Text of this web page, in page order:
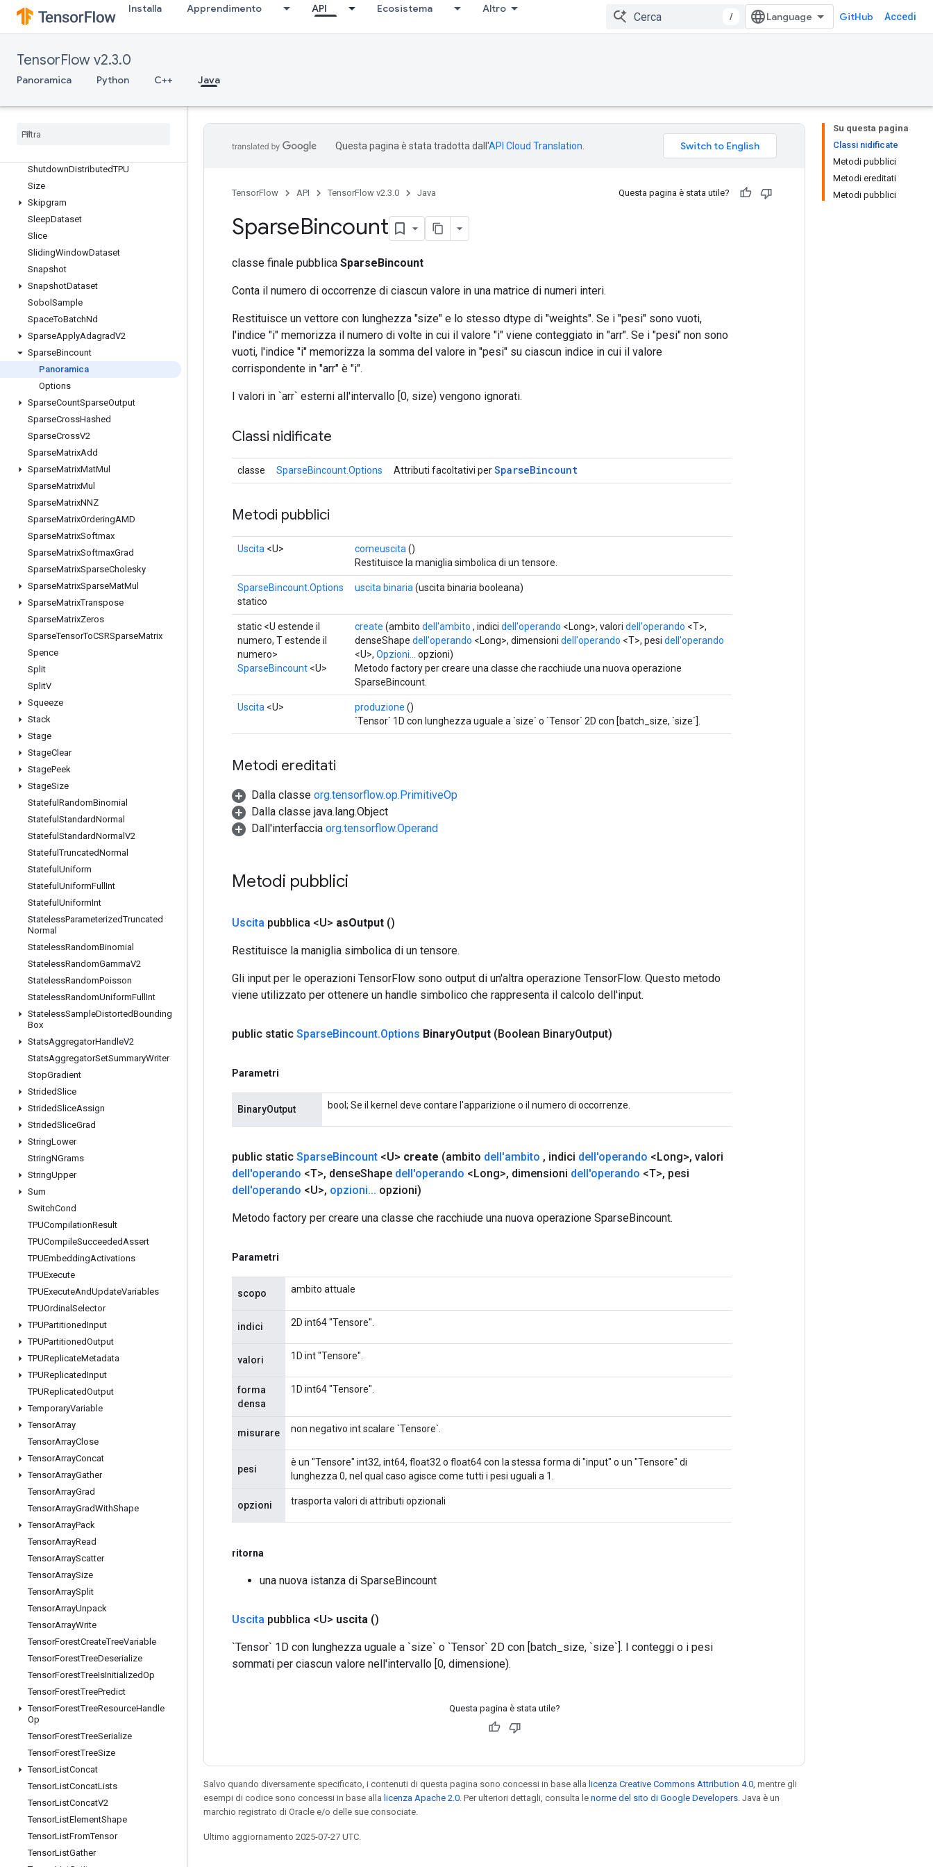
Installa Apprendimento API Ecosistema Altro
/ GitHub Accedi
TensorFlow v2.3.0
Panoramica Python C++ Java
SendTPUEmbeddingGradients
SetDiff1d
ShapeN
Shuffle
ShutdownDistributedTPU
Size
Skipgram
SleepDataset
Slice
SlidingWindowDataset
Snapshot
SnapshotDataset
Sobol Sample
SpaceToBatchNd
SparseApplyAdagradV2
SparseBincount
Panoramica
Options
SparseCountSparseOutput
SparseCrossHashed
SparseCrossV2
SparseMatrixAdd
SparseMatrixMatMul
SparseMatrixMul
SparseMatrixNNZ
SparseMatrixOrderingAMD
SparseMatrixSoftmax
SparseMatrixSoftmaxGrad
SparseMatrixSparseCholesky
SparseMatrixSparseMatMul
SparseMatrixTranspose
SparseMatrixZeros
SparseTensorToCSRSparseMatrix
Spence
Split
SplitV
Squeeze
Stack
Stage
StageClear
StagePeek
StageSize
Stateful RandomBinomial
Stateful StandardNormal
Stateful StandardNormal V2
StatefulTruncatedNormal
Stateful Uniform
Stateful UniformFull Int
Stateful UniformInt
StatelessParameterizedTruncated
Normal
StatelessRandomBinomial
StatelessRandomGammaV2
StatelessRandomPoisson
StatelessRandomUniformFull Int
StatelessSampleDistortedBounding
Box
StatsAggregatorHandleV2
StatsAggregatorSetSummaryWriter
StopGradient
StridedSlice
StridedSliceAssign
StridedSliceGrad
StringLower
StringNGrams
StringUpper
Sum
SwitchCond
TPUCompilationResult
TPUCompileSucceededAssert
TPUEmbeddingActivations
TPUExecute
TPUExecuteAndUpdateVariables
TPUOrdinal Selector
TPUPartitionedInput
TPUPartitionedOutput
TPUReplicateMetadata
TPUReplicatedInput
TPUReplicatedOutput
TemporaryVariable
TensorArray
TensorArrayClose
TensorArrayConcat
TensorArrayGather
TensorArrayGrad
TensorArrayGradWithShape
TensorArrayPack
TensorArrayRead
TensorArrayScatter
TensorArraySize
TensorArraySplit
TensorArrayUnpack
TensorArrayWrite
TensorForestCreateTreeVariable
TensorForestTreeDeserialize
TensorForestTreeIsInitializedOp
TensorForestTreePredict
TensorForestTreeResourceHandle
Op
TensorForestTreeSerialize
TensorForestTreeSize
TensorListConcat
TensorListConcatLists
TensorListConcatV2
TensorListElementShape
TensorListFromTensor
TensorListGather
Su questa pagina
Classi nidificate
Metodi pubblici
Metodi ereditati
Metodi pubblici
Questa pagina è stata tradotta dall'API Cloud Translation
TensorFlow API TensorFlow v2.3.0 Java Questa pagina è stata utile?
SparseBincount
classe finale pubblica SparseBincount
Conta il numero di occorrenze di ciascun valore in una matrice di numeri interi.
Restituisce un vettore con lunghezza "size" e lo stesso dtype di "weights". Se i "pesi" sono vuoti,
l'indice "i" memorizza il numero di volte in cui il valore "i" viene conteggiato in "arr". Se i "pesi" non sono
vuoti, l'indice "i" memorizza la somma del valore in "pesi" su ciascun indice in cui il valore
corrispondente in "arr" è "i".
I valori in `arr` esterni all'intervallo [0, size) vengono ignorati.
Classi nidificate
classe SparseBincount.Options Attributi facoltativi perSparseBincount
Metodi pubblici
Uscita <U> comeuscita ()
Restituisce la maniglia simbolica di un tensore.
SparseBincount.Options
statico
uscita binaria (uscita binaria booleana)
static <U estende il
numero, T estende il
numero>
SparseBincount <U>
create (ambito dell'ambito , indici dell'operando <Long>, valori dell'operando <T>,
denseShape dell'operando <Long>, dimensioni dell'operando <T>, pesi dell'operando
<U>, Opzioni...
opzioni)
Metodo factory per creare una classe che racchiude una nuova operazione
SparseBincount.
Uscita <U> produzione ()
`Tensor` 1D con lunghezza uguale a `size` o `Tensor` 2D con [batch_size, `size`].
Metodi ereditati
Dalla classe org.tensorflow.op.PrimitiveOp
Dalla classe java.lang.Object
Dall'interfaccia org.tensorflow.Operand
Metodi pubblici
Uscita pubblica <U> asOutput ()
Restituisce la maniglia simbolica di un tensore.
Gli input per le operazioni TensorFlow sono output di un'altra operazione TensorFlow. Questo metodo
viene utilizzato per ottenere un handle simbolico che rappresenta il calcolo dell'input.
public static SparseBincount.Options BinaryOutput (Boolean BinaryOutput)
Parametri
BinaryOutput bool; Se il kernel deve contare l'apparizione o il numero di occorrenze.
public static SparseBincount <U> create (ambito dell'ambito , indici dell'operando <Long>, valori
dell'operando <T>, denseShape dell'operando <Long>, dimensioni dell'operando <T>, pesi
dell'operando <U>, opzioni... opzioni)
Metodo factory per creare una classe che racchiude una nuova operazione SparseBincount.
Parametri
scopo ambito attuale
indici 2D int64 "Tensore".
valori 1D int "Tensore".
forma
densa
1D int64 "Tensore".
misurare non negativo int scalare `Tensore`.
pesi
è un "Tensore" int32, int64, float32 o float64 con la stessa forma di "input" o un "Tensore" di
lunghezza 0, nel qual caso agisce come tutti i pesi uguali a 1.
opzioni trasporta valori di attributi opzionali
ritorna
una nuova istanza di SparseBincount
Uscita pubblica <U> uscita ()
`Tensor` 1D con lunghezza uguale a `size` o `Tensor` 2D con [batch_size, `size`]. I conteggi o i pesi
sommati per ciascun valore nell'intervallo [0, dimensione).
Questa pagina è stata utile?
Salvo quando diversamente specificato, i contenuti di questa pagina sono concessi in base alla licenza Creative Commons Attribution 4.0 , mentre gli
esempi di codice sono concessi in base alla licenza Apache 2.0 . Per ulteriori dettagli, consulta le norme del sito di Google Developers . Java è un
marchio registrato di Oracle e/o delle sue consociate.
Ultimo aggiornamento 2025-07-27 UTC.